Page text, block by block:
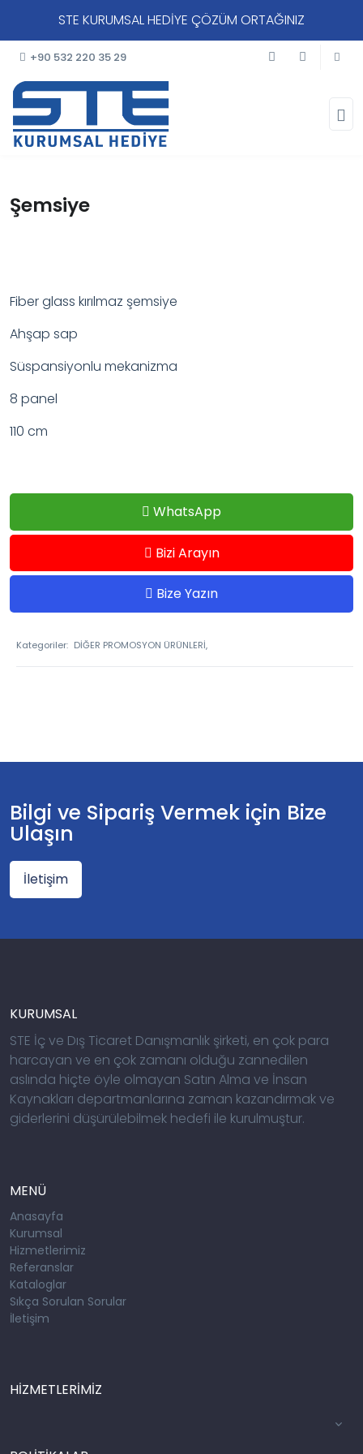
STE KURUMSAL HEDİYE ÇÖZÜM ORTAĞINIZ
+90 532 220 35 29
Şemsiye
Fiber glass kırılmaz şemsiye
Ahşap sap
Süspansiyonlu mekanizma
8 panel
110 cm
WhatsApp
Bizi Arayın
Bize Yazın
Kategoriler: DİĞER PROMOSYON ÜRÜNLERİ,
Bilgi ve Sipariş Vermek için Bize
Ulaşın
İletişim
KURUMSAL
STE İç ve Dış Ticaret Danışmanlık şirketi, en çok para
harcayan ve en çok zamanı olduğu zannedilen
aslında hiçte öyle olmayan Satın Alma ve İnsan
Kaynakları departmanlarına zaman kazandırmak ve
giderlerini düşürülebilmek hedefi ile kurulmuştur.
MENÜ
Anasayfa
Kurumsal
Hizmetlerimiz
Referanslar
Kataloglar
Sıkça Sorulan Sorular
İletişim
HİZMETLERİMİZ